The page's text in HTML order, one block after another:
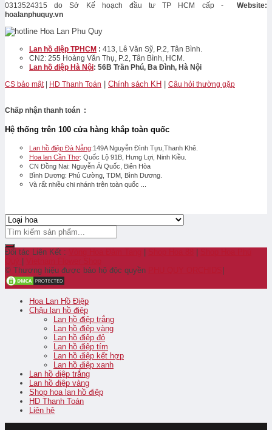
0313524315 do Sở Kế hoạch đầu tư TP HCM cấp - Website:
hoalanphuquy.vn
Lan hồ điệp TPHCM : 413, Lê Văn Sỹ, P.2, Tân Bình.
CN2: 255 Hoàng Văn Thụ, P.2, Tân Bình, HCM.
Lan hồ điệp Hà Nội: 56B Trần Phú, Ba Đình, Hà Nội
CS bảo mật| HD Thanh Toán Chính sách KH Câu hỏi thường gặp
Chấp nhận thanh toán :
Hệ thống trên 100 cửa hàng khắp toàn quốc
Lan hồ điệp Đà Nẵng:149A Nguyễn Đình Tựu,Thanh Khê.
Hoa lan Cần Thơ: Quốc Lộ 91B, Hưng Lợi, Ninh Kiều.
CN Đồng Nai: Nguyễn Ái Quốc, Biên Hòa
Bình Dương: Phú Cường, TDM, Bình Dương.
Và rất nhiều chi nhánh trên toàn quốc ...
Đối tác Liên Kết :
© Thương hiệu được bảo hộ độc quyền
Hoa Lan Hồ Điệp
Chậu lan hồ điệp
Lan hồ điệp trắng
Lan hồ điệp vàng
Lan hồ điệp đỏ
Lan hồ điệp tím
Lan hồ điệp kết hợp
Lan hồ điệp xanh
Lan hồ điệp trắng
Lan hồ điệp vàng
Shop hoa lan hồ điệp
HD Thanh Toán
Liên hệ